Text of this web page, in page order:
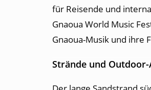
für Reisende und
Gnaoua World Music
Gnaoua-Musik und ihre
Strände und